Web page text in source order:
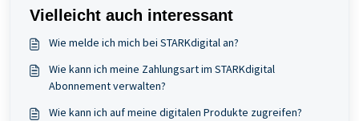
Vielleicht auch interessant
Wie melde ich mich bei STARKdigital an?
Wie kann ich meine Zahlungsart im STARKdigital
Abonnement verwalten?
Wie kann ich auf meine digitalen Produkte zugreifen?